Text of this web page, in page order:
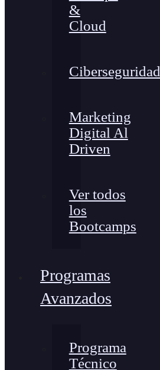
&
Cloud
Ciberseguridad
Marketing
Digital Al
Driven
Ver todos
los
Bootcamps
Programas
Avanzados
Programa
Técnico